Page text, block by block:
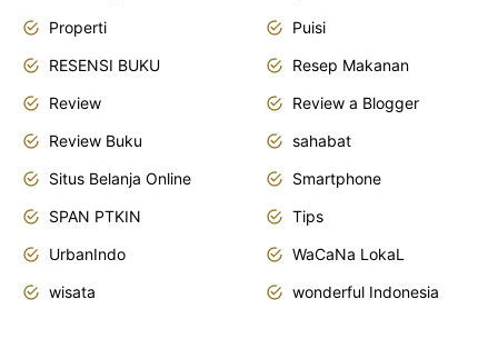
Properti
Puisi
RESENSI BUKU
Resep Makanan
Review
Review a Blogger
Review Buku
sahabat
Situs Belanja Online
Smartphone
SPAN PTKIN
Tips
UrbanIndo
WaCaNa LokaL
wisata
wonderful Indonesia